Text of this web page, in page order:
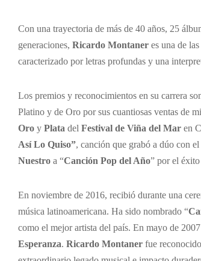
Con una trayectoria de más de 40 años, 25
generaciones, Ricardo Montaner es una de
caracterizado por letras profundas y una
Los premios y reconocimientos en su carrera
Platino y de Oro por sus cuantiosas ventas de
Oro y Plata del Festival de Viña del Mar en
Así Lo Quiso”, canción que grabó a dúo con
Nuestro a “Canción Pop del Año” por el
En noviembre de 2016, recibió durante una
música latinoamericana. Ha sido nombrado “
como el mejor artista del país. En mayo de
Esperanza. Ricardo Montaner fue